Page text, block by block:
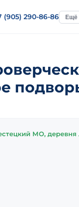
(905) 290-86-86 Ещё
МО, деревня